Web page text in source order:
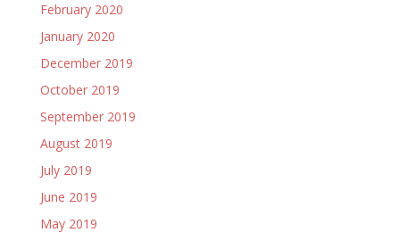
February 2020
January 2020
December 2019
October 2019
September 2019
August 2019
July 2019
June 2019
May 2019